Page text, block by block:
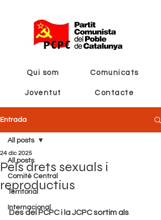
Qui som Comunicats
Joventut Contacte
Entrada
All posts
Comitè Central
Territorial
Internacional
All posts
Pels drets sexuals i
reproductius
24 dic 2025
Des del PCPC i la JCPC sortim als